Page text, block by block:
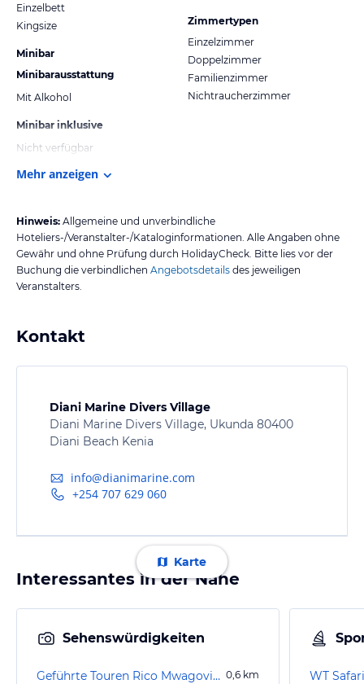
Einzelbett
Kingsize
Minibar
Minibarausstattung
Mit Alkohol
Minibar inklusive
Nicht verfügbar
Zimmertypen
Einzelzimmer
Doppelzimmer
Familienzimmer
Nichtraucherzimmer
Mehr anzeigen
Hinweis: Allgemeine und unverbindliche
Hoteliers-/Veranstalter-/Kataloginformationen. Alle Angaben ohne
Gewähr und ohne Prüfung durch HolidayCheck. Bitte lies vor der
Buchung die verbindlichen Angebotsdetails des jeweiligen
Veranstalters.
Kontakt
Diani Marine Divers Village
Diani Marine Divers Village, Ukunda 80400
Diani Beach Kenia
info@dianimarine.com
+254 707 629 060
Karte
Interessantes in der Nähe
Sehenswürdigkeiten
Geführte Touren Rico Mwagovi African Tours Safaris 0,6 km WT